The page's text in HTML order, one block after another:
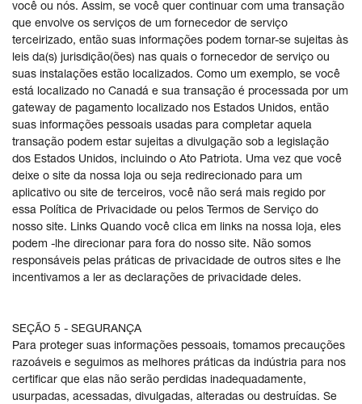
você ou nós. Assim, se você quer continuar com uma transação
que envolve os serviços de um fornecedor de serviço
terceirizado, então suas informações podem tornar-se sujeitas às
leis da(s) jurisdição(ões) nas quais o fornecedor de serviço ou
suas instalações estão localizados. Como um exemplo, se você
está localizado no Canadá e sua transação é processada por um
gateway de pagamento localizado nos Estados Unidos, então
suas informações pessoais usadas para completar aquela
transação podem estar sujeitas a divulgação sob a legislação
dos Estados Unidos, incluindo o Ato Patriota. Uma vez que você
deixe o site da nossa loja ou seja redirecionado para um
aplicativo ou site de terceiros, você não será mais regido por
essa Política de Privacidade ou pelos Termos de Serviço do
nosso site. Links Quando você clica em links na nossa loja, eles
podem -lhe direcionar para fora do nosso site. Não somos
responsáveis pelas práticas de privacidade de outros sites e lhe
incentivamos a ler as declarações de privacidade deles.
SEÇÃO 5 - SEGURANÇA
Para proteger suas informações pessoais, tomamos precauções
razoáveis e seguimos as melhores práticas da indústria para nos
certificar que elas não serão perdidas inadequadamente,
usurpadas, acessadas, divulgadas, alteradas ou destruídas. Se